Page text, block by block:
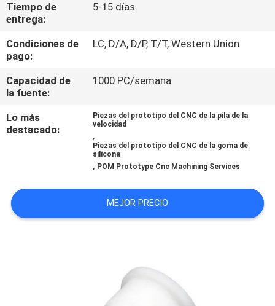
CONTACTA
CON
NOTICIAS
CITA
Tiempo de
entrega:
5-15 días
Condiciones de
pago:
LC, D/A, D/P, T/T, Western Union
Capacidad de
la fuente:
1000 PC/semana
Lo más
destacado:
Piezas del prototipo del CNC de la pila de la
velocidad
,
Piezas del prototipo del CNC de la goma de
silicona
, POM Prototype Cnc Machining Services
MEJOR PRECIO